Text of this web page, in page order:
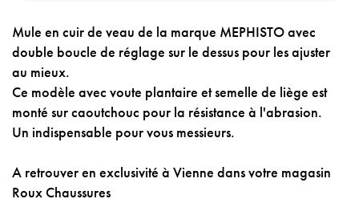
Mule en cuir de veau de la marque MEPHISTO avec
double boucle de réglage sur le dessus pour les ajuster
au mieux.
Ce modèle avec voute plantaire et semelle de liège est
monté sur caoutchouc pour la résistance à l'abrasion.
Un indispensable pour vous messieurs.
A retrouver en exclusivité à Vienne dans votre magasin
Roux Chaussures